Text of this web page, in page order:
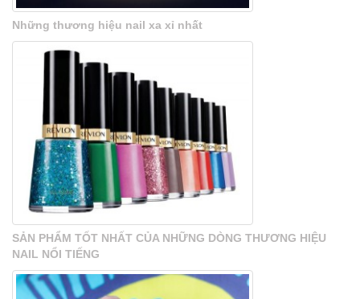
Những thương hiệu nail xa xỉ nhất
SẢN PHẨM TỐT NHẤT CỦA NHỮNG DÒNG THƯƠNG HIỆU
NAIL NỔI TIẾNG